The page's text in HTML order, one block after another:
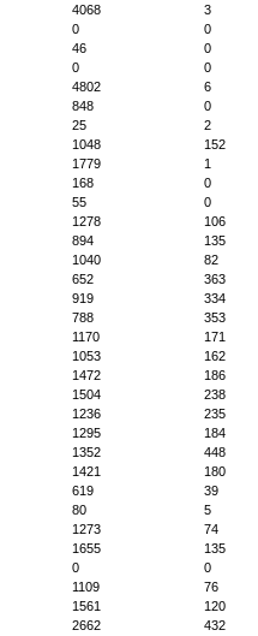
4068 3
0 0
46 0
0 0
4802 6
848 0
25 2
1048 152
1779 1
168 0
55 0
1278 106
894 135
1040 82
652 363
919 334
788 353
1170 171
1053 162
1472 186
1504 238
1236 235
1295 184
1352 448
1421 180
619 39
80 5
1273 74
1655 135
0 0
1109 76
1561 120
2662 432